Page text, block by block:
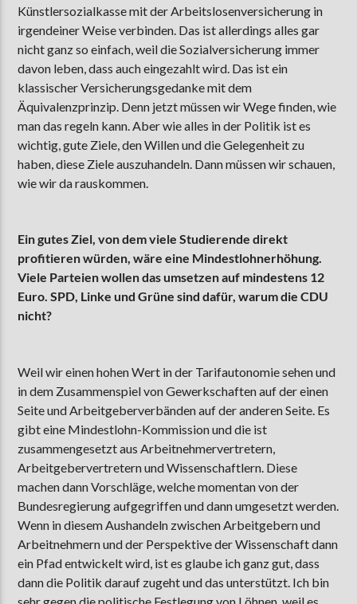
Künstlersozialkasse mit der Arbeitslosenversicherung in
irgendeiner Weise verbinden. Das ist allerdings alles gar
nicht ganz so einfach, weil die Sozialversicherung immer
davon leben, dass auch eingezahlt wird. Das ist ein
klassischer Versicherungsgedanke mit dem
Äquivalenzprinzip. Denn jetzt müssen wir Wege finden, wie
man das regeln kann. Aber wie alles in der Politik ist es
wichtig, gute Ziele, den Willen und die Gelegenheit zu
haben, diese Ziele auszuhandeln. Dann müssen wir schauen,
wie wir da rauskommen.
Ein gutes Ziel, von dem viele Studierende direkt
profitieren würden, wäre eine Mindestlohnerhöhung.
Viele Parteien wollen das umsetzen auf mindestens 12
Euro. SPD, Linke und Grüne sind dafür, warum die CDU
nicht?
Weil wir einen hohen Wert in der Tarifautonomie sehen und
in dem Zusammenspiel von Gewerkschaften auf der einen
Seite und Arbeitgeberverbänden auf der anderen Seite. Es
gibt eine Mindestlohn-Kommission und die ist
zusammengesetzt aus Arbeitnehmervertretern,
Arbeitgebervertretern und Wissenschaftlern. Diese
machen dann Vorschläge, welche momentan von der
Bundesregierung aufgegriffen und dann umgesetzt werden.
Wenn in diesem Aushandeln zwischen Arbeitgebern und
Arbeitnehmern und der Perspektive der Wissenschaft dann
ein Pfad entwickelt wird, ist es glaube ich ganz gut, dass
dann die Politik darauf zugeht und das unterstützt. Ich bin
sehr gegen die politische Festlegung von Löhnen, weil es